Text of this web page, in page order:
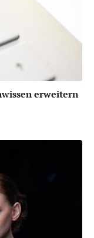
erweitern